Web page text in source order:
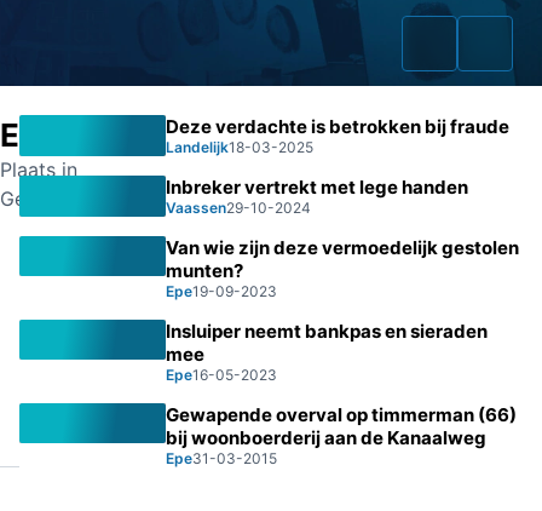
Home
Zaken
Fraudeurs
Opsporingslijst
Cold Cases
Epe
Plaats in
Gelderland
Deze verdachte is betrokken bij fraude
Landelijk18-03-2025
Inbreker vertrekt met lege handen
Vaassen29-10-2024
Van wie zijn deze vermoedelijk gestolen
munten?
Epe19-09-2023
Insluiper neemt bankpas en sieraden
mee
Epe16-05-2023
Gewapende overval op timmerman (66)
bij woonboerderij aan de Kanaalweg
Epe31-03-2015